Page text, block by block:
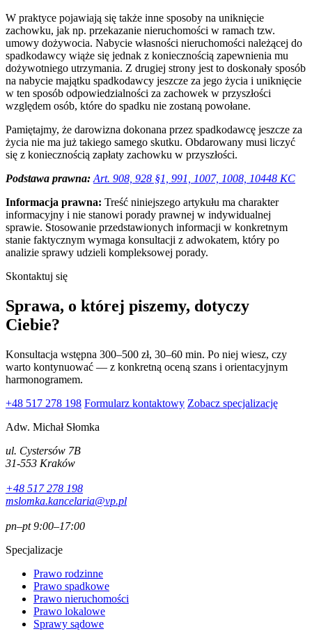
W praktyce pojawiają się także inne sposoby na uniknięcie
zachowku, jak np. przekazanie nieruchomości w ramach tzw.
umowy dożywocia. Nabycie własności nieruchomości należącej do
spadkodawcy wiąże się jednak z koniecznością zapewnienia mu
dożywotniego utrzymania. Z drugiej strony jest to doskonały sposób
na nabycie majątku spadkodawcy jeszcze za jego życia i uniknięcie
w ten sposób odpowiedzialności za zachowek w przyszłości
względem osób, które do spadku nie zostaną powołane.
Pamiętajmy, że darowizna dokonana przez spadkodawcę jeszcze za
życia nie ma już takiego samego skutku. Obdarowany musi liczyć
się z koniecznością zapłaty zachowku w przyszłości.
Podstawa prawna: Art. 908, 928 §1, 991, 1007, 1008, 10448 KC
Informacja prawna: Treść niniejszego artykułu ma charakter
informacyjny i nie stanowi porady prawnej w indywidualnej
sprawie. Stosowanie przedstawionych informacji w konkretnym
stanie faktycznym wymaga konsultacji z adwokatem, który po
analizie sprawy udzieli kompleksowej porady.
Skontaktuj się
Sprawa, o której piszemy, dotyczy
Ciebie?
Konsultacja wstępna 300–500 zł, 30–60 min. Po niej wiesz, czy
warto kontynuować — z konkretną oceną szans i orientacyjnym
harmonogramem.
+48 517 278 198 Formularz kontaktowy Zobacz specjalizację
Adw. Michał Słomka
ul. Cystersów 7B
31-553 Kraków
+48 517 278 198
mslomka.kancelaria@vp.pl
pn–pt 9:00–17:00
Specjalizacje
Prawo rodzinne
Prawo spadkowe
Prawo nieruchomości
Prawo lokalowe
Sprawy sądowe